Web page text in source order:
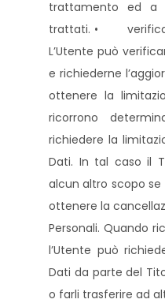
trattamento ed a
trattati. •
L’Utente può
e richiederne
ottenere la
ricorrono
richiedere la
Dati. In tal caso il
alcun altro scopo
ottenere la
Personali. Quando
l’Utente può
Dati da parte del
o farli trasferire ad